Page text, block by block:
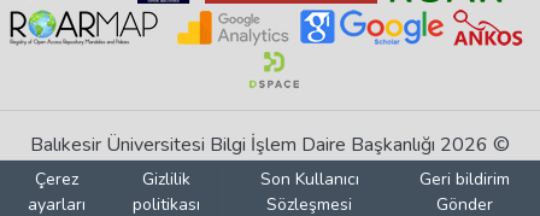
Balıkesir Üniversitesi Bilgi İşlem Daire Başkanlığı 2026 ©
Çerez
ayarları
Gizlilik
politikası
Son Kullanıcı
Sözleşmesi
Geri bildirim
Gönder